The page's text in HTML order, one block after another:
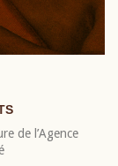
de l’Agence